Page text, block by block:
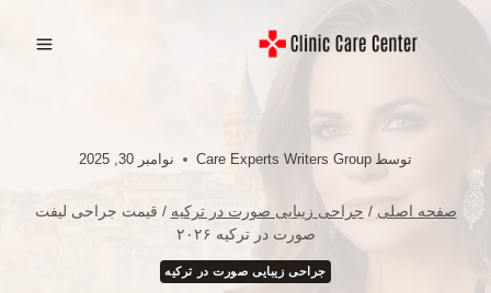
بازگشت
توسط Care Experts Writers Group نوامبر 30, 2025
صفحه اصلی / جراحی زیبایی صورت در ترکیه / قیمت جراحی لیفت
صورت در ترکیه ۲۰۲۶
جراحی زیبایی صورت در ترکیه